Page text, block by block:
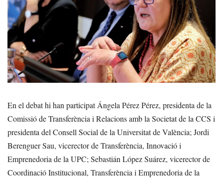
En el debat hi han participat Ángela Pérez Pérez, presidenta de la
Comissió de Transferència i Relacions amb la Societat de la CCS i
presidenta del Consell Social de la Universitat de València; Jordi
Berenguer Sau, vicerector de Transferència, Innovació i
Emprenedoria de la UPC; Sebastián López Suárez, vicerector de
Coordinació Institucional, Transferència i Emprenedoria de la